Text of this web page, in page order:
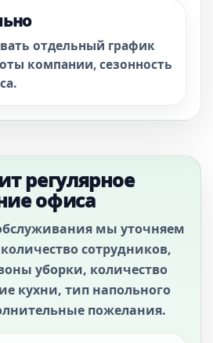
отдельный график
компании, сезонность
регулярное
офиса
мы уточняем
сотрудников,
уборки, количество
кухни, тип напольного
пожелания.